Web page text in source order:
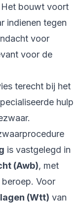
Het bouwt voort
indienen tegen
voor
voor de
terecht bij het
hulp
is vastgelegd in
(Awb), met
Voor
(Wtt) van